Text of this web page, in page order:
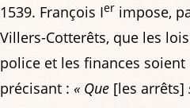
1539. François Ier impose,
Villers-Cotterêts, que les
police et les finances
précisant : « Que [les arrêts]